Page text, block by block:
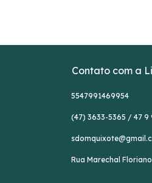
Contato com a
5547991469954
(47) 3633-5365 / 47 9
Rua Marechal